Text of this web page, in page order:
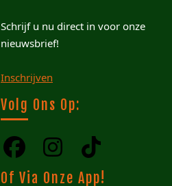
Schrijf u nu direct in voor onze
nieuwsbrief!
Inschrijven
Volg Ons Op:
Of Via Onze App!